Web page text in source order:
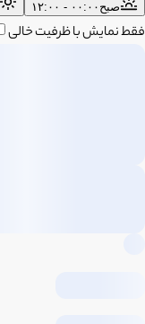
صبح ۰۰:۰۰ - ۱۲:۰۰
فقط نمایش با ظرفیت خالی